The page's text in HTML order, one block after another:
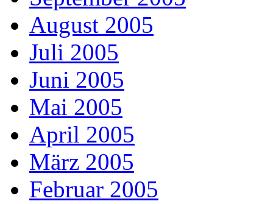
August 2005
Juli 2005
Juni 2005
Mai 2005
April 2005
März 2005
Februar 2005